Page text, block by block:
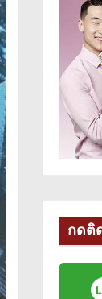
กดติ